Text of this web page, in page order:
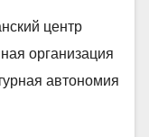
центр
организация
автономия